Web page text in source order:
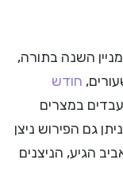
השנה בתורה,
חודש
במצרים
גם הפירוש ניצן
הגיע, הניצנים